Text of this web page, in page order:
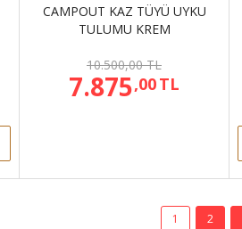
CAMPOUT KAZ TÜYÜ UYKU
TULUMU KREM
10.500,00 TL
7.875,00TL
1 2